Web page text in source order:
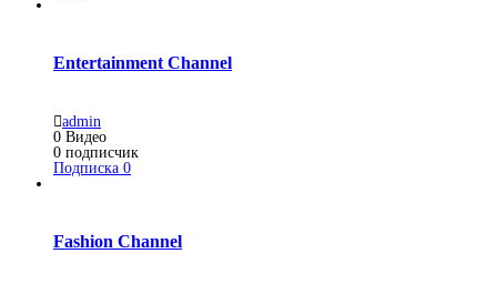
Entertainment Channel
admin
0 Видео
0 подписчик
Подписка 0
Fashion Channel